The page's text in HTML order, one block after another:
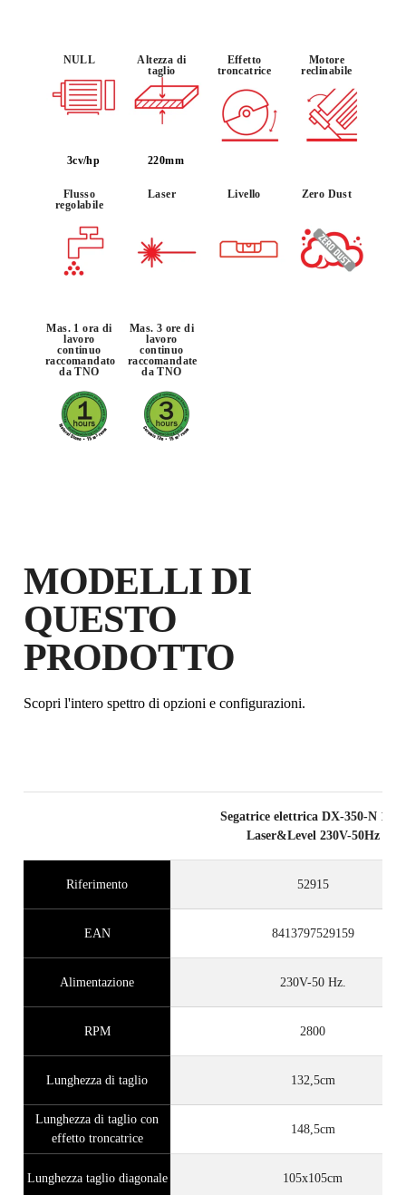
REGISTRANDO QUESTO
PRODOTTO NEL RUBI CLUB
PUNTI RUBI
GARANZIA GRATUITA
ESTESA SUI PRODOTTI
IDONEI
NULL
3cv/hp
Altezza di
taglio
220mm
Effetto
troncatrice
Motore
reclinabile
Flusso
regolabile
Laser Livello Zero Dust
Mas. 1 ora di
lavoro
continuo
raccomandato
da TNO
Mas. 3 ore di
lavoro
continuo
raccomandate
da TNO
MODELLI DI
QUESTO
PRODOTTO
Scopri l'intero spettro di opzioni e configurazioni.
Segatrice elettrica DX-350-N 1300
Laser&Level 230V-50Hz
Riferimento 52915
EAN 8413797529159
Alimentazione 230V-50 Hz.
RPM 2800
Lunghezza di taglio 132,5cm
Lunghezza di taglio con
effetto troncatrice
148,5cm
Lunghezza taglio diagonale 105x105cm